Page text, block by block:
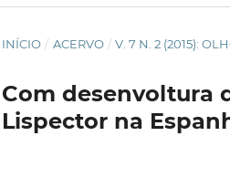
INÍCIO / ACERVO / V. 7 N. 2 (2015):
Com desenvoltura
Lispector na